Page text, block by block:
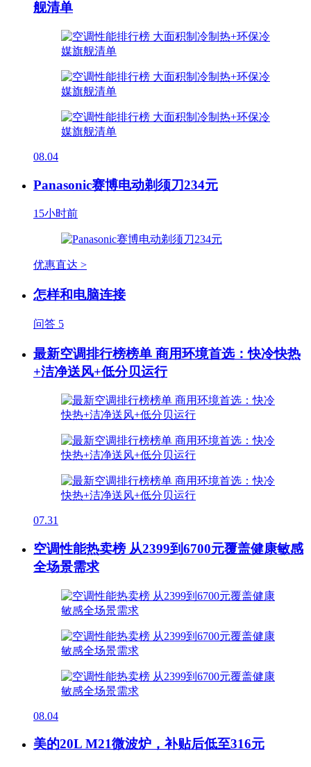
舰清单
08.04
Panasonic赛博电动剃须刀234元
15小时前
优惠直达 >
怎样和电脑连接
问答 5
最新空调排行榜榜单 商用环境首选：快冷快热
+洁净送风+低分贝运行
07.31
空调性能热卖榜 从2399到6700元覆盖健康敏感
全场景需求
08.04
美的20L M21微波炉，补贴后低至316元